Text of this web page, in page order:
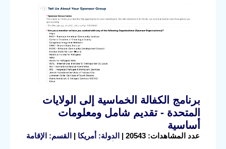
برنامج الكفالة الخماسية إلى الولايات
المتحدة - تقديم شامل ومعلومات
أساسية
عدد المشاهدات: 20543 | الدولة: أمريكا | القسم: الإقامة